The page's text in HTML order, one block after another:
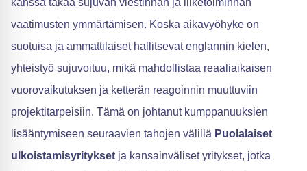
kanssa takaa sujuvan viestinnän ja liiketoiminnan
vaatimusten ymmärtämisen. Koska aikavyöhyke on
suotuisa ja ammattilaiset hallitsevat englannin kielen,
yhteistyö sujuvoituu, mikä mahdollistaa reaaliaikaisen
vuorovaikutuksen ja ketterän reagoinnin muuttuviin
projektitarpeisiin. Tämä on johtanut kumppanuuksien
lisääntymiseen seuraavien tahojen välillä Puolalaiset
ulkoistamisyritykset ja kansainväliset yritykset, jotka